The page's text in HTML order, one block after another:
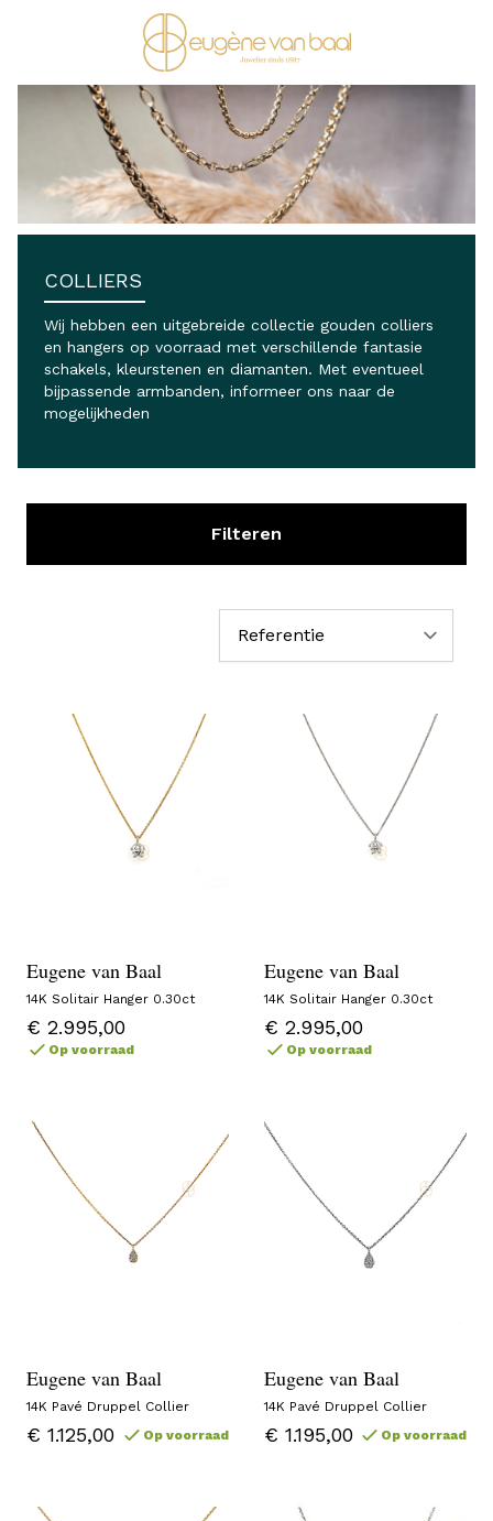
Ga naar de inhoud
COLLIERS
Wij hebben een uitgebreide collectie gouden colliers
en hangers op voorraad met verschillende fantasie
schakels, kleurstenen en diamanten. Met eventueel
bijpassende armbanden, informeer ons naar de
mogelijkheden
Filteren
Eugene van Baal
14K Solitair Hanger 0.30ct
€ 2.995,00
Op voorraad
Eugene van Baal
14K Solitair Hanger 0.30ct
€ 2.995,00
Op voorraad
Eugene van Baal
14K Pavé Druppel Collier
€ 1.125,00 Op voorraad
Eugene van Baal
14K Pavé Druppel Collier
€ 1.195,00 Op voorraad